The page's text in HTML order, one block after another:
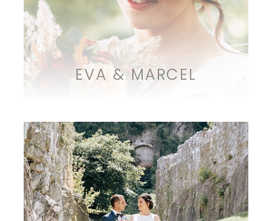
EVA & MARCEL